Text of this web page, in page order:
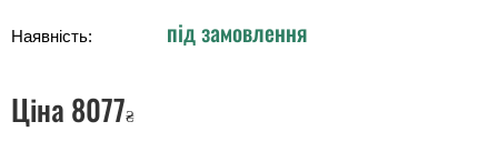
Наявність: під замовлення
Ціна 8077₴